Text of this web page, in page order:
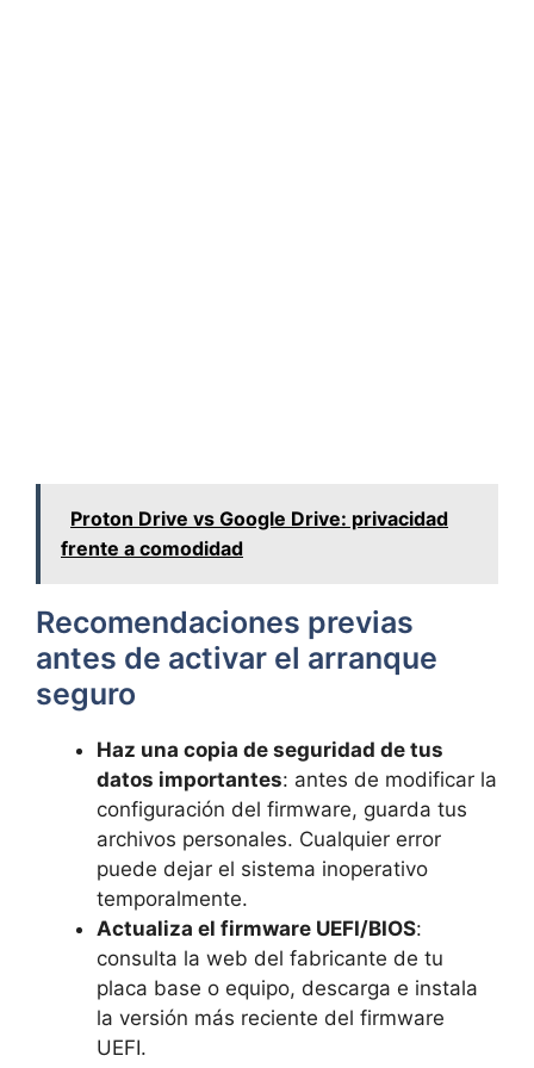
Proton Drive vs Google Drive: privacidad
frente a comodidad
Recomendaciones previas
antes de activar el arranque
seguro
Haz una copia de seguridad de tus
datos importantes: antes de modificar la
configuración del firmware, guarda tus
archivos personales. Cualquier error
puede dejar el sistema inoperativo
temporalmente.
Actualiza el firmware UEFI/BIOS:
consulta la web del fabricante de tu
placa base o equipo, descarga e instala
la versión más reciente del firmware
UEFI.